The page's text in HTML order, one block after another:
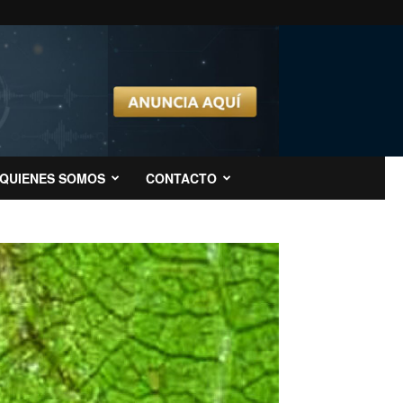
QUIENES SOMOS CONTACTO